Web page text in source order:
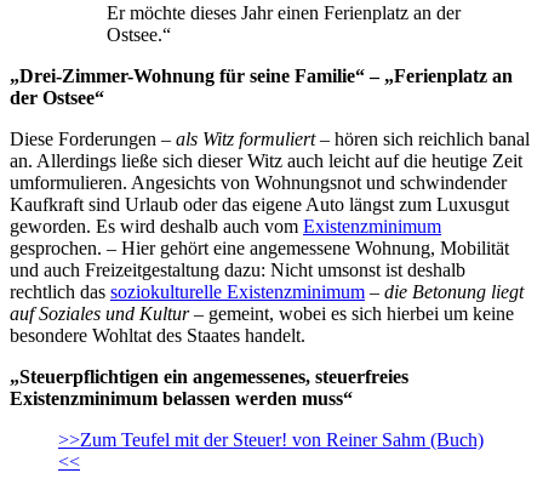
Er möchte dieses Jahr einen Ferienplatz an der
Ostsee.“
„Drei-Zimmer-Wohnung für seine Familie“ – „Ferienplatz an
der Ostsee“
Diese Forderungen – als Witz formuliert– hören sich reichlich banal
an. Allerdings ließe sich dieser Witz auch leicht auf die heutige Zeit
umformulieren. Angesichts von Wohnungsnot und schwindender
Kaufkraft sind Urlaub oder das eigene Auto längst zum Luxusgut
geworden. Es wird deshalb auch vom Existenzminimum
gesprochen. – Hier gehört eine angemessene Wohnung, Mobilität
und auch Freizeitgestaltung dazu: Nicht umsonst ist deshalb
rechtlich das soziokulturelle Existenzminimum – die Betonung liegt
auf Soziales und Kultur– gemeint, wobei es sich hierbei um keine
besondere Wohltat des Staates handelt.
„Steuerpflichtigen ein angemessenes, steuerfreies
Existenzminimum belassen werden muss“
>>Zum Teufel mit der Steuer! von Reiner Sahm (Buch)
<<